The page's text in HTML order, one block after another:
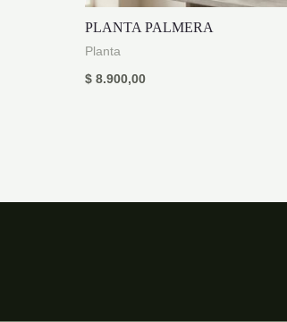
PLANTA PALMERA
Planta
$ 8.900,00